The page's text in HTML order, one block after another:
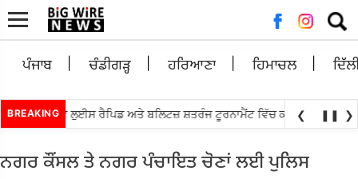
for:
ਪੰਜਾਬ ਚੰਡੀਗੜ੍ਹ ਹਰਿਆਣਾ ਹਿਮਾਚਲ
BREAKINGਸੇਂਟ ਲੁਈਸ ਰੈਪਿਡ ਅਤੇ ਬਲਿਟਜ਼ ਸ਼ਤਰੰਜ ਟੂਰਨਾਮੈਂਟ ਵਿੱਚ ਕੀਤਾ ਟਾਪ •
❮ ❚❚ ❯
ਨਗਰ ਕੌਂਸਲ ਤੇ ਨਗਰ ਪੰਚਾਇਤ ਚੋਣਾਂ ਲਈ ਪੁਲਿਸ